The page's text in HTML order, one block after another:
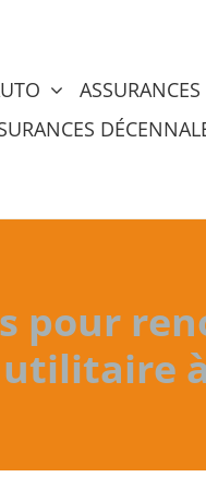
pour
utilitaire